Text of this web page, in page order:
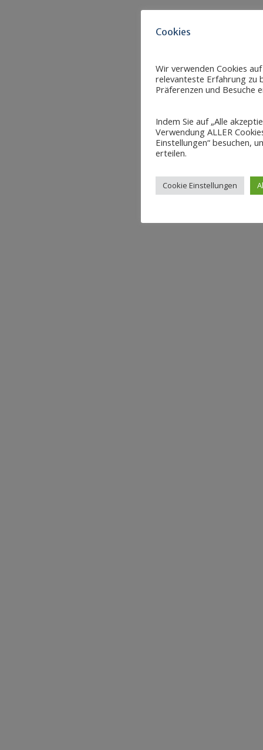
Cookies
Wir verwenden Cookies
relevanteste Erfahrung zu
Präferenzen und Besuche
Indem Sie auf „Alle
Verwendung ALLER
Einstellungen“ besuchen,
erteilen.
Cookie Einstellungen